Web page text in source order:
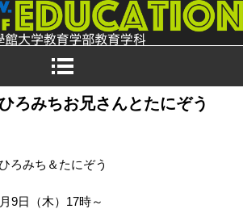
ろみちお兄さんとたにぞう
ろみち＆たにぞう
9日（木） 17時～